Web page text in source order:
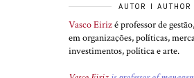
AUTOR I AUTHOR
Vasco Eirizé professor de
em organizações, políticas,
investimentos, política e arte.